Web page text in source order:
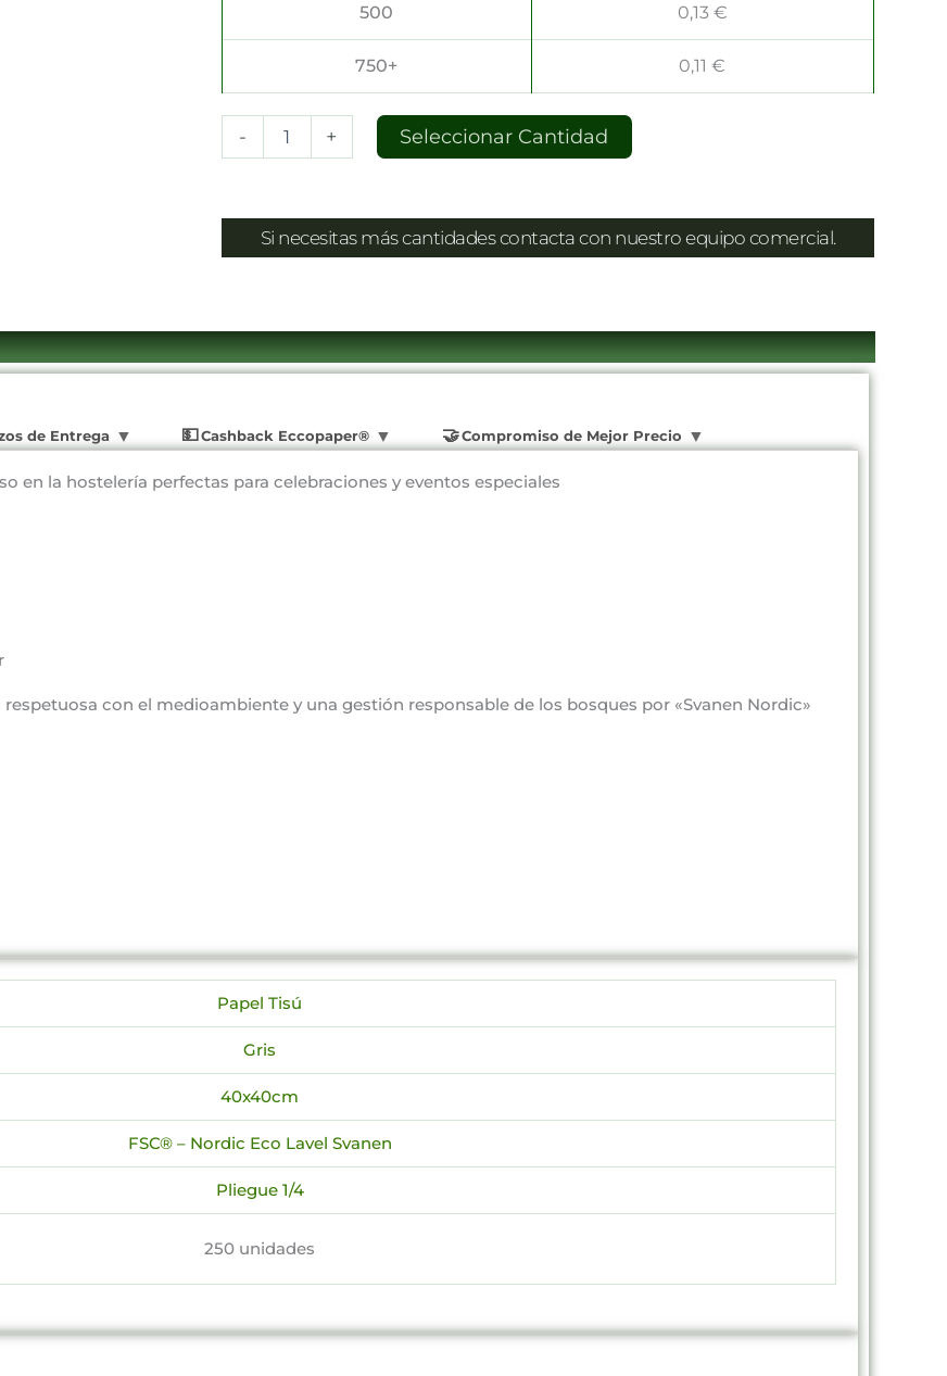
500 0,13 €
750+ 0,11 €
- + Seleccionar Cantidad
Si necesitas más cantidades contacta con nuestro equipo comercial.
de Entrega Cashback Eccopaper® Compromiso de Mejor Precio
en la hostelería perfectas para celebraciones y eventos especiales
con el medioambiente y una gestión responsable de los bosques por «Svanen Nordic»
Papel Tisú
Gris
40x40cm
FSC® – Nordic Eco Lavel Svanen
Pliegue 1/4
250 unidades